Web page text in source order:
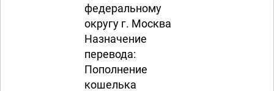
федеральному
округу г. Москва
Назначение
перевода:
Пополнение
кошелька